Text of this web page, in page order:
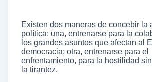
Existen dos maneras de concebir la
política: una, entrenarse para la
los grandes asuntos que afectan al
democracia; otra, entrenarse para el
enfrentamiento, para la hostilidad
la tirantez.